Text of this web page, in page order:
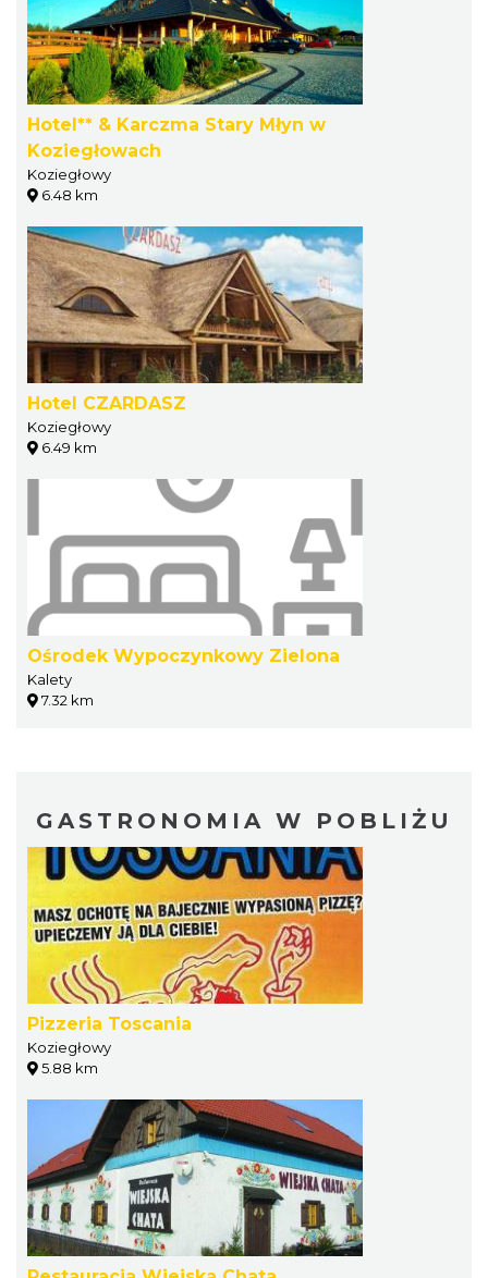
Hotel** & Karczma Stary Młyn w
Koziegłowach
Koziegłowy
6.48 km
Hotel CZARDASZ
Koziegłowy
6.49 km
Ośrodek Wypoczynkowy Zielona
Kalety
7.32 km
GASTRONOMIA W POBLIŻU
Pizzeria Toscania
Koziegłowy
5.88 km